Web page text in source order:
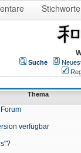
Stichworte
Suche
Thema
verfügbar